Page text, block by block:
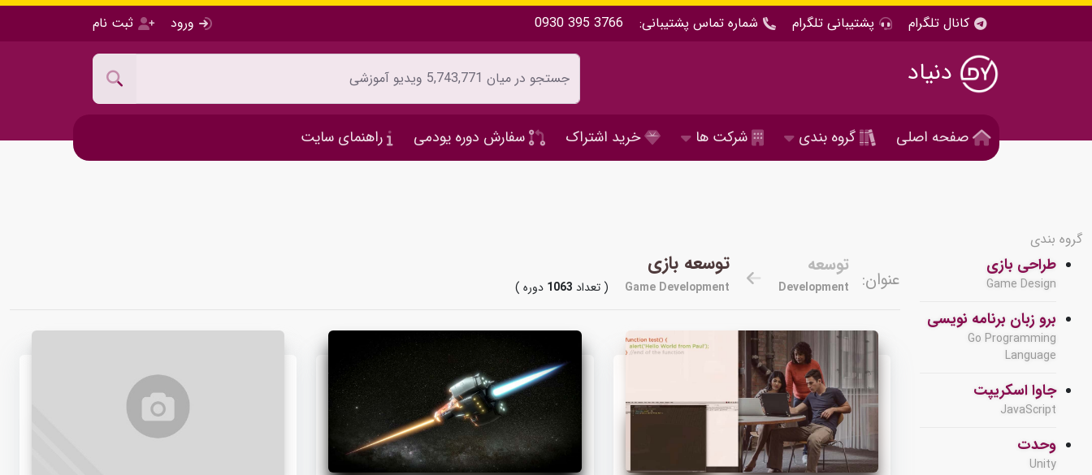
کانال تلگرام پشتیبانی تلگرام شماره تماس پشتیبانی: 0930 395 3766 ورود ثبت نام
دنیاد
صفحه اصلی گروه بندی شرکت ها خرید اشتراک سفارش دوره یودمی راهنمای سایت
گروه بندی
طراحی بازی
Game Design
برو زبان برنامه نویسی
Go Programming
Language
جاوا اسکریپت
JavaScript
وحدت
Unity
عنوان:
توسعه
Development
توسعه بازی
Game Development ( تعداد 1063 دوره )